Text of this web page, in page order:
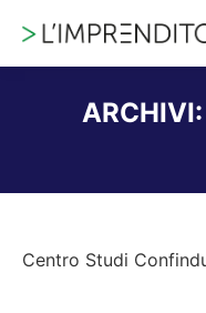
ARCHIVI:
Centro Studi